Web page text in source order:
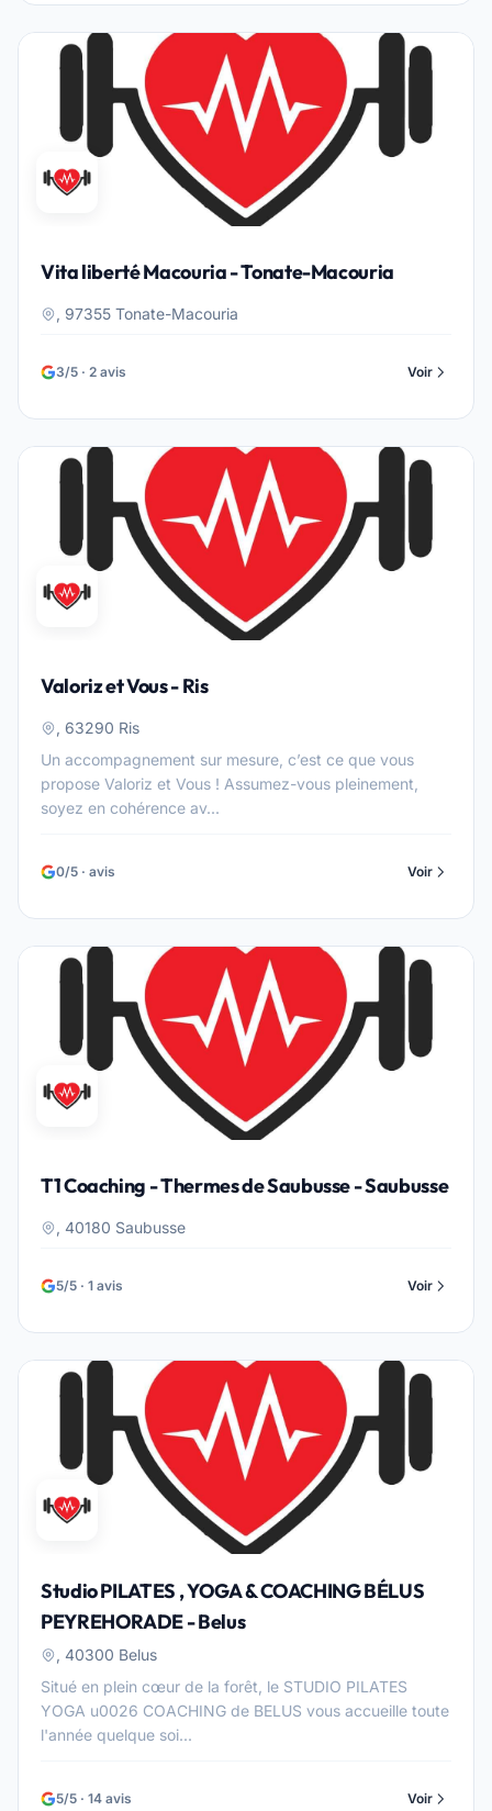
Vita liberté Macouria - Tonate-Macouria
, 97355 Tonate-Macouria
3/5 · 2 avis Voir
Valoriz et Vous - Ris
, 63290 Ris
Un accompagnement sur mesure, c’est ce que vous
propose Valoriz et Vous ! Assumez-vous pleinement,
soyez en cohérence av...
0/5 · avis Voir
T1 Coaching - Thermes de Saubusse - Saubusse
, 40180 Saubusse
5/5 · 1 avis Voir
Studio PILATES , YOGA & COACHING BÉLUS
PEYREHORADE - Belus
, 40300 Belus
Situé en plein cœur de la forêt, le STUDIO PILATES
YOGA u0026 COACHING de BELUS vous accueille toute
l'année quelque soi...
5/5 · 14 avis Voir